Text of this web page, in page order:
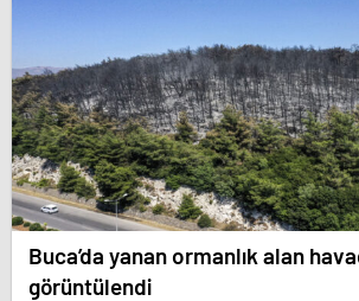
Buca’da yanan ormanlık alan
görüntülendi